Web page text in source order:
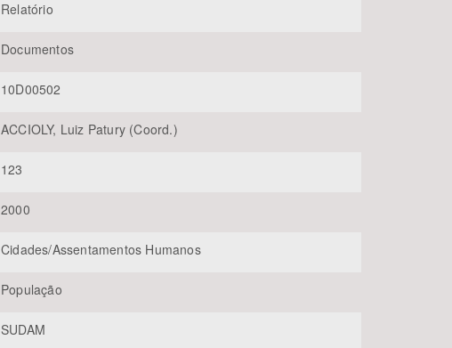
Relatório
Documentos
10D00502
ACCIOLY, Luiz Patury (Coord.)
123
2000
Cidades/Assentamentos Humanos
População
SUDAM